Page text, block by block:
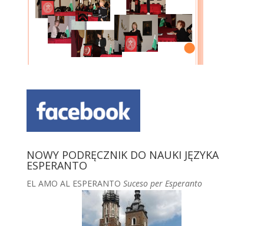
NOWY PODRĘCZNIK DO NAUKI JĘZYKA
ESPERANTO
EL AMO AL ESPERANTO Suceso per Esperanto